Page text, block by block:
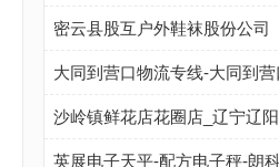
密云县股互户外鞋袜股份公司